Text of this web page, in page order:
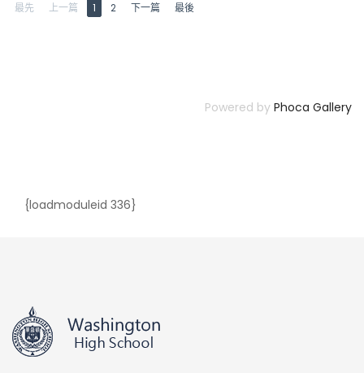
最先 上一篇 1 2 下一篇 最後
Powered by Phoca Gallery
{loadmoduleid 336}